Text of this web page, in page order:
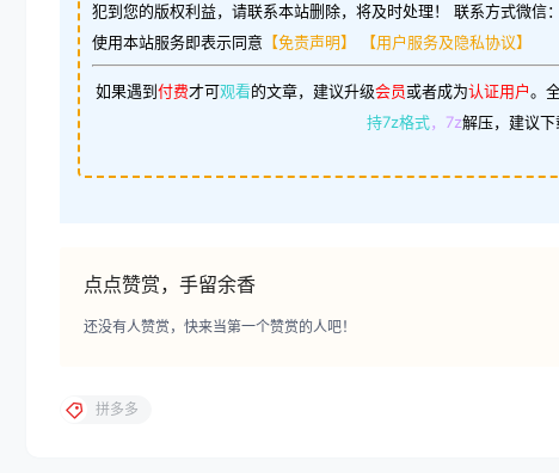
犯到您的版权利益，请联系本站删除，将及时处理！ 联系方式微
使用本站服务即表示同意 【免责声明】 【用户服务及隐私协议】
如果遇到付费才可观看的文章，建议升级会员或者成为认证用户。
持7z格式，7z解压，建议下
点点赞赏，手留余香
还没有人赞赏，快来当第一个赞赏的人吧！
拼多多